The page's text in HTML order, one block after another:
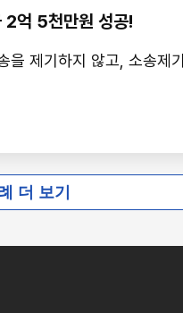
2억 5천만원 성공!
을 제기하지 않고, 소송제
더 보기